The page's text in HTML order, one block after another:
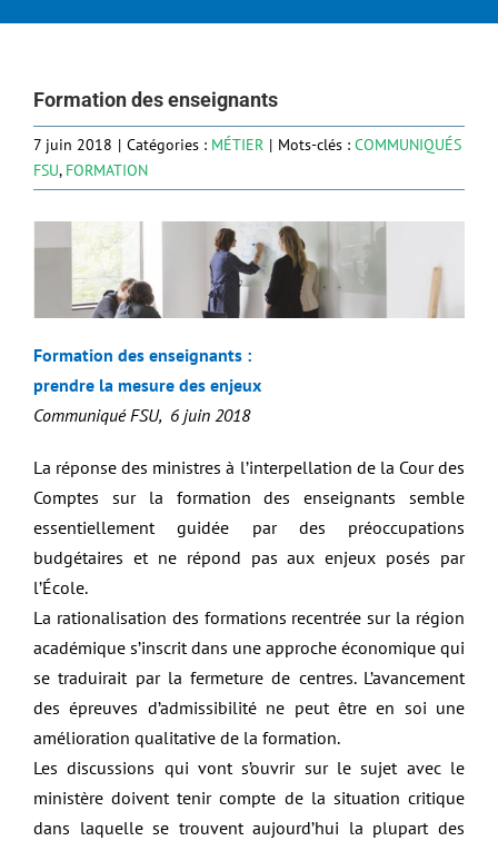
Formation des enseignants
7 juin 2018 | Catégories : MÉTIER | Mots-clés : COMMUNIQUÉS
FSU, FORMATION
Formation des enseignants :
prendre la mesure des enjeux
Communiqué FSU, 6 juin 2018
La réponse des ministres à l’interpellation de la Cour des
Comptes sur la formation des enseignants semble
essentiellement guidée par des préoccupations
budgétaires et ne répond pas aux enjeux posés par
l’École.
La rationalisation des formations recentrée sur la région
académique s’inscrit dans une approche économique qui
se traduirait par la fermeture de centres. L’avancement
des épreuves d’admissibilité ne peut être en soi une
amélioration qualitative de la formation.
Les discussions qui vont s’ouvrir sur le sujet avec le
ministère doivent tenir compte de la situation critique
dans laquelle se trouvent aujourd’hui la plupart des